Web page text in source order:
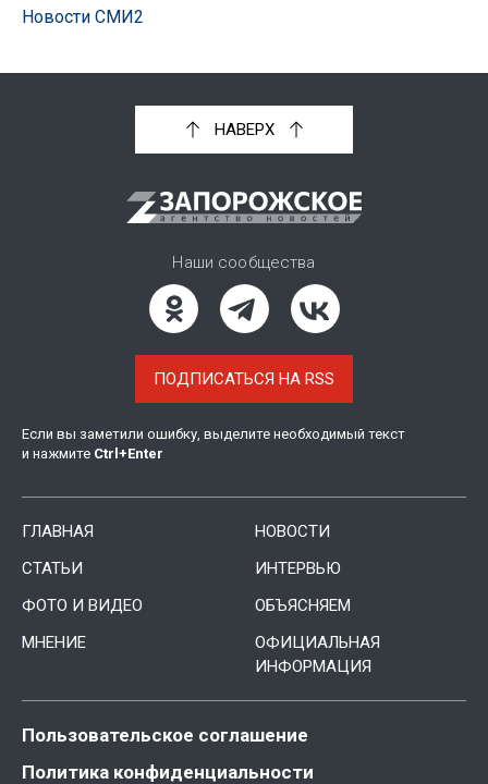
Новости СМИ2
НАВЕРХ
Наши сообщества
ПОДПИСАТЬСЯ НА RSS
Если вы заметили ошибку, выделите необходимый текст
и нажмите Ctrl +Enter
ГЛАВНАЯ
НОВОСТИ
СТАТЬИ
ИНТЕРВЬЮ
ФОТО И ВИДЕО
ОБЪЯСНЯЕМ
МНЕНИЕ
ОФИЦИАЛЬНАЯ
ИНФОРМАЦИЯ
Пользовательское соглашение
Политика конфиденциальности